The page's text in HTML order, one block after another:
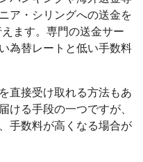
ア・シリングへの送金を
ます。専門の送金サー
為替レートと低い手数料
直接受け取れる方法もあ
ける手段の一つですが、
手数料が高くなる場合が